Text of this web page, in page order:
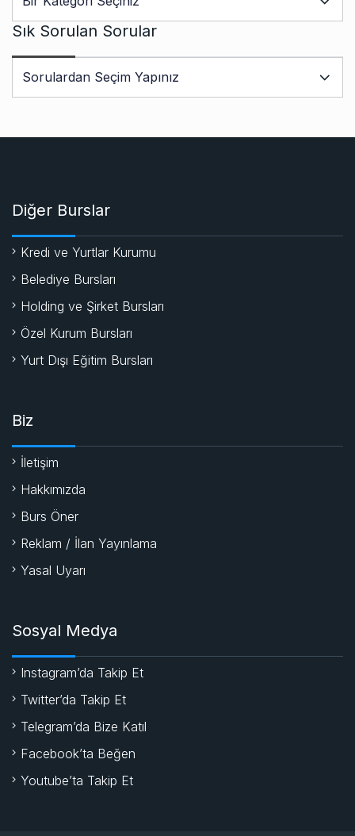
Sık Sorulan Sorular
Diğer Burslar
Kredi ve Yurtlar Kurumu
Belediye Bursları
Holding ve Şirket Bursları
Özel Kurum Bursları
Yurt Dışı Eğitim Bursları
Biz
İletişim
Hakkımızda
Burs Öner
Reklam / İlan Yayınlama
Yasal Uyarı
Sosyal Medya
Instagram’da Takip Et
Twitter’da Takip Et
Telegram’da Bize Katıl
Facebook’ta Beğen
Youtube’ta Takip Et